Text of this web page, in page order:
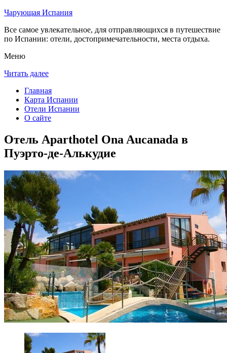
Чарующая Испания
Все самое увлекательное, для отправляющихся в путешествие
по Испании: отели, достопримечательности, места отдыха.
Меню
Читать далее
Главная
Карта Испании
Отели Испании
О сайте
Отель Aparthotel Ona Aucanada в
Пуэрто-де-Алькудие